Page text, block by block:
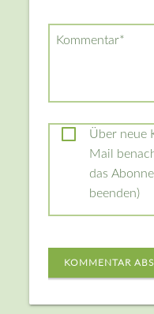
Pflichtfeld
Kommentar*
Über neue
Mail
das
beenden)
KOMMENTAR